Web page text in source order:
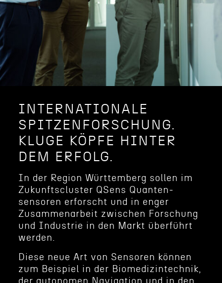
INTERNATIONALE
SPITZENFORSCHUNG.
KLUGE KÖPFE HINTER
DEM ERFOLG.
In der Region Württem­berg sollen im
Zukunfts­cluster QSens Quanten­
sensoren erforscht und in enger
Zusammenarbeit zwischen Forschung
und Indus­trie in den Markt überführt
werden.
Diese neue Art von Sensoren können
zum Beispiel in der Biomedizin­technik,